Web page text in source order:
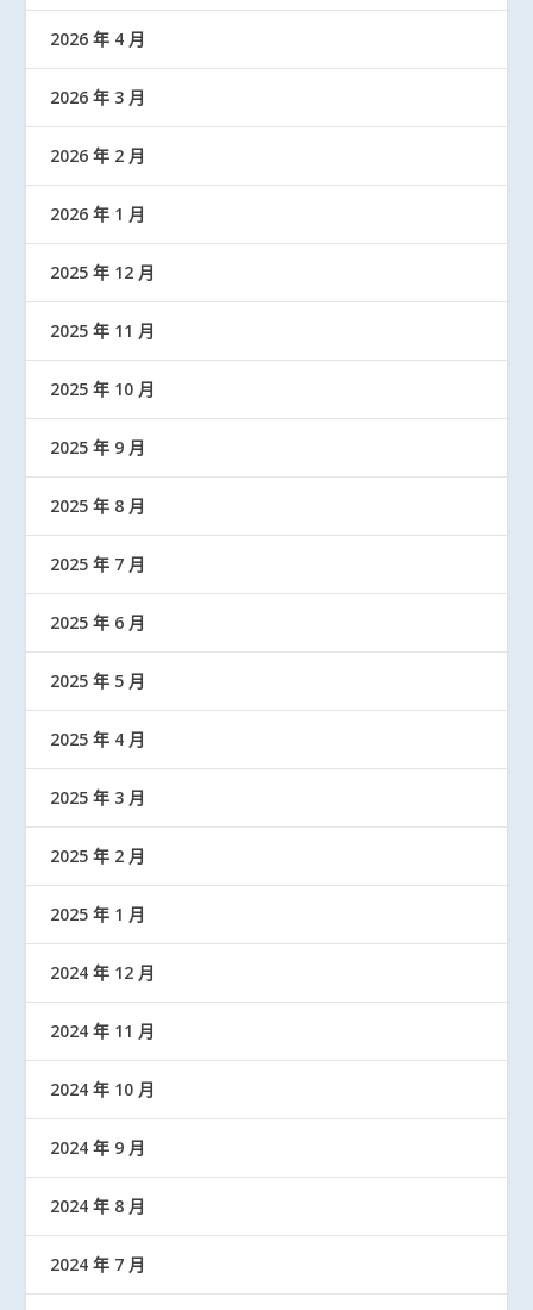
2026 年 4 月
2026 年 3 月
2026 年 2 月
2026 年 1 月
2025 年 12 月
2025 年 11 月
2025 年 10 月
2025 年 9 月
2025 年 8 月
2025 年 7 月
2025 年 6 月
2025 年 5 月
2025 年 4 月
2025 年 3 月
2025 年 2 月
2025 年 1 月
2024 年 12 月
2024 年 11 月
2024 年 10 月
2024 年 9 月
2024 年 8 月
2024 年 7 月